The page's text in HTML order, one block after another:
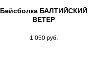
Бейсболка БАЛТИЙСКИЙ
ВЕТЕР
1 050 руб.